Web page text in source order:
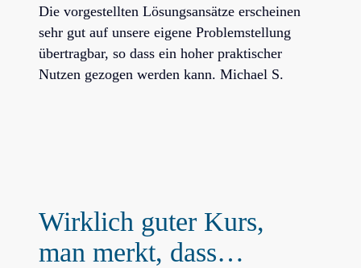
Die vorgestellten Lösungsansätze erscheinen
sehr gut auf unsere eigene Problemstellung
übertragbar, so dass ein hoher praktischer
Nutzen gezogen werden kann. Michael S.
Wirklich guter Kurs,
man merkt, dass…